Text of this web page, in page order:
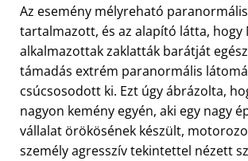
Az esemény mélyreható
tartalmazott, és az alapító látta, hogy
alkalmazottak zaklatták barátját
támadás extrém paranormális
csúcsosodott ki. Ezt úgy ábrázolta,
nagyon kemény egyén, aki egy nagy
vállalat örökösének készült,
személy agresszív tekintettel nézett